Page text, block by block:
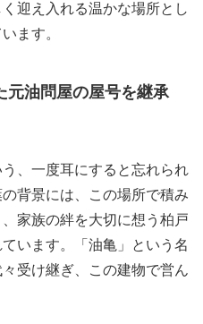
迎え入れる温かな場所とし
ます。
元油問屋の屋号を継承
、一度耳にすると忘れられ
背景には、この場所で積み
家族の絆を大切に想う柏戸
います。「油亀」という名
受け継ぎ、この建物で営ん